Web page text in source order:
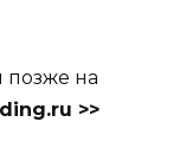
на
>>